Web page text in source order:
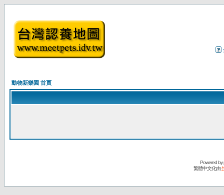
動物新樂園 首頁
Powered by
繁體中文化由